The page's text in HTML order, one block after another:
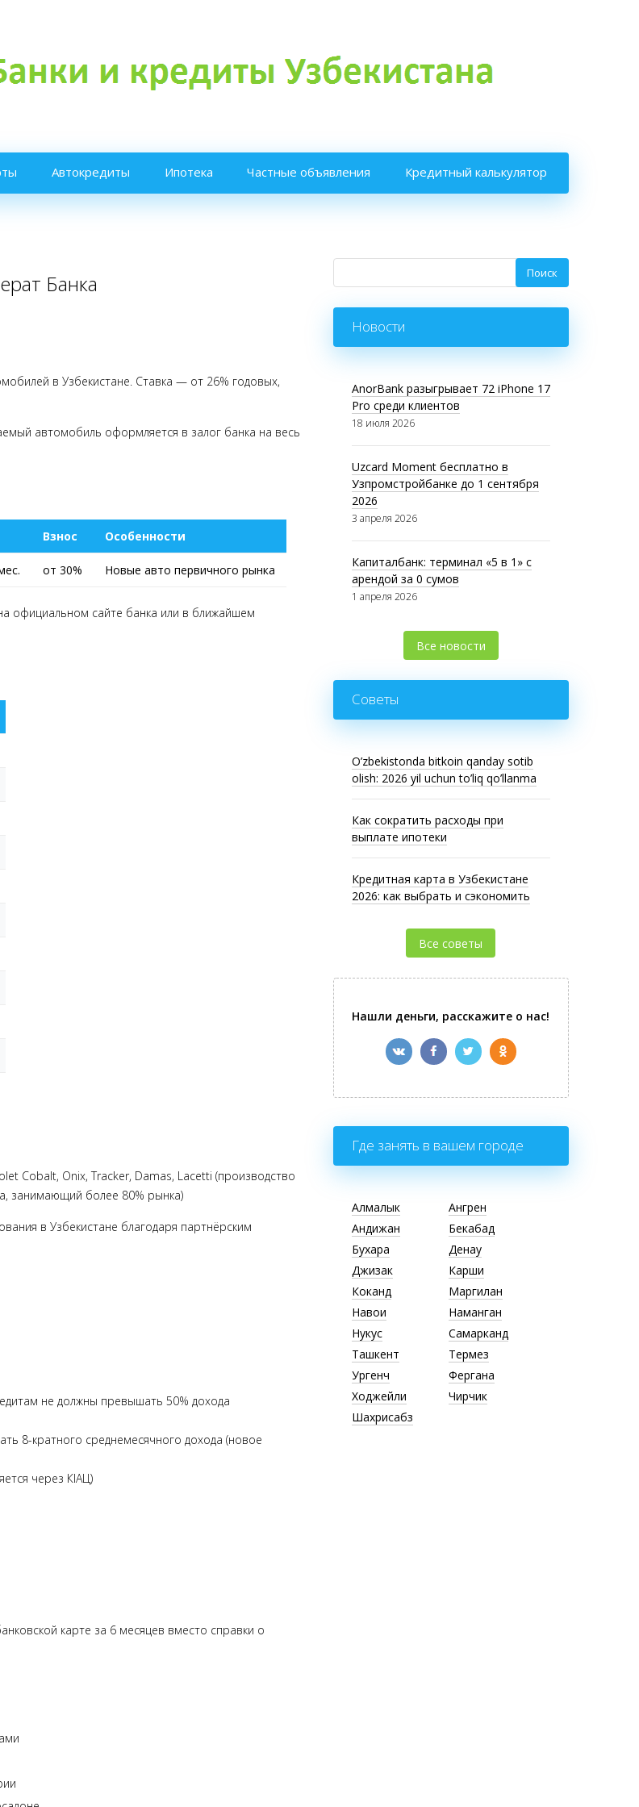
Автокредиты Ипотека Частные объявления Кредитный калькулятор
Банка
в Узбекистане. Ставка — от 26% годовых,
автомобиль оформляется в залог банка на весь
Взнос Особенности
от 30% Новые авто первичного рынка
официальном сайте банка или в ближайшем
Cobalt, Onix, Tracker, Damas, Lacetti (производство
занимающий более 80% рынка)
в Узбекистане благодаря партнёрским
не должны превышать 50% дохода
8-кратного среднемесячного дохода (новое
через КІАЦ)
карте за 6 месяцев вместо справки о
Новости
AnorBank разыгрывает 72 iPhone 17
Pro среди клиентов
18 июля 2026
Uzcard Moment бесплатно в
Узпромстройбанке до 1 сентября
2026
3 апреля 2026
Капиталбанк: терминал «5 в 1» с
арендой за 0 сумов
1 апреля 2026
Все новости
Советы
O’zbekistonda bitkoin qanday sotib
olish: 2026 yil uchun to’liq qo’llanma
Как сократить расходы при
выплате ипотеки
Кредитная карта в Узбекистане
2026: как выбрать и сэкономить
Все советы
Нашли деньги, расскажите о нас!
Где занять в вашем городе
Алмалык
Ангрен
Андижан
Бекабад
Бухара
Денау
Джизак
Карши
Коканд
Маргилан
Навои
Наманган
Нукус
Самарканд
Ташкент
Термез
Ургенч
Фергана
Ходжейли
Чирчик
Шахрисабз